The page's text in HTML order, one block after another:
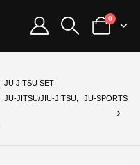
0
JU JITSU SET,
JU-JITSU/JIU-JITSU
JU-SPORTS